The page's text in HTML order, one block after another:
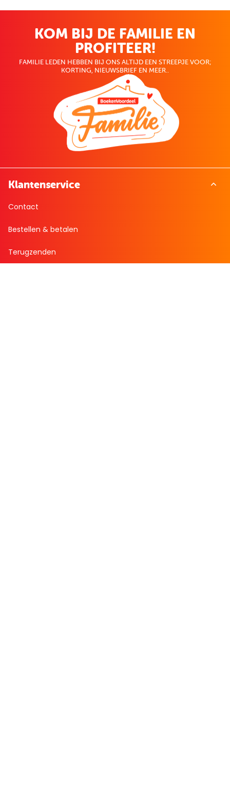
KOM BIJ DE FAMILIE EN
PROFITEER!
FAMILIE LEDEN HEBBEN BIJ ONS ALTIJD EEN STREEPJE VOOR;
KORTING, NIEUWSBRIEF EN MEER..
Klantenservice
Contact
Bestellen & betalen
Terugzenden